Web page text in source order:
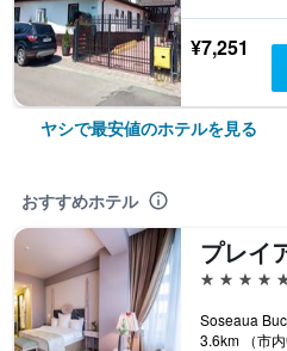
¥7,251
ヤシで最安値のホテルを見る
おすすめホテル
5つ星
3.6km （市内